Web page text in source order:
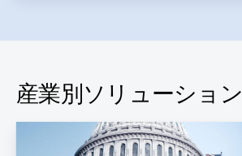
産業別ソリューション